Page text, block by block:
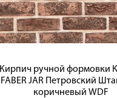
Кирпич ручной формовки
FABER JAR Петровский
коричневый WDF